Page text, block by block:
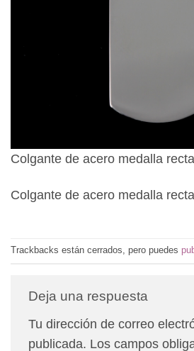
Colgante de acero medalla
Colgante de acero medalla
Trackbacks están cerrados, pero puedes
Deja una respuesta
Tu dirección de correo
publicada. Los campos